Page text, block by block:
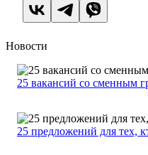
Новости
25 вакансий со сменным
25 предложений для тех,